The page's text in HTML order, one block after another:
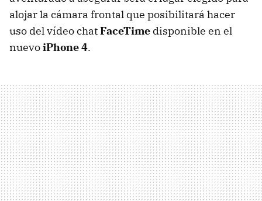
alojar la cámara frontal que posibilitará hacer
uso del vídeo chatFaceTime disponible en el
nuevoiPhone 4.